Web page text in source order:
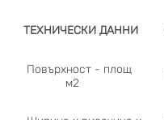
ТЕХНИЧЕСКИ ДАННИ
Повърхност - площ
м2